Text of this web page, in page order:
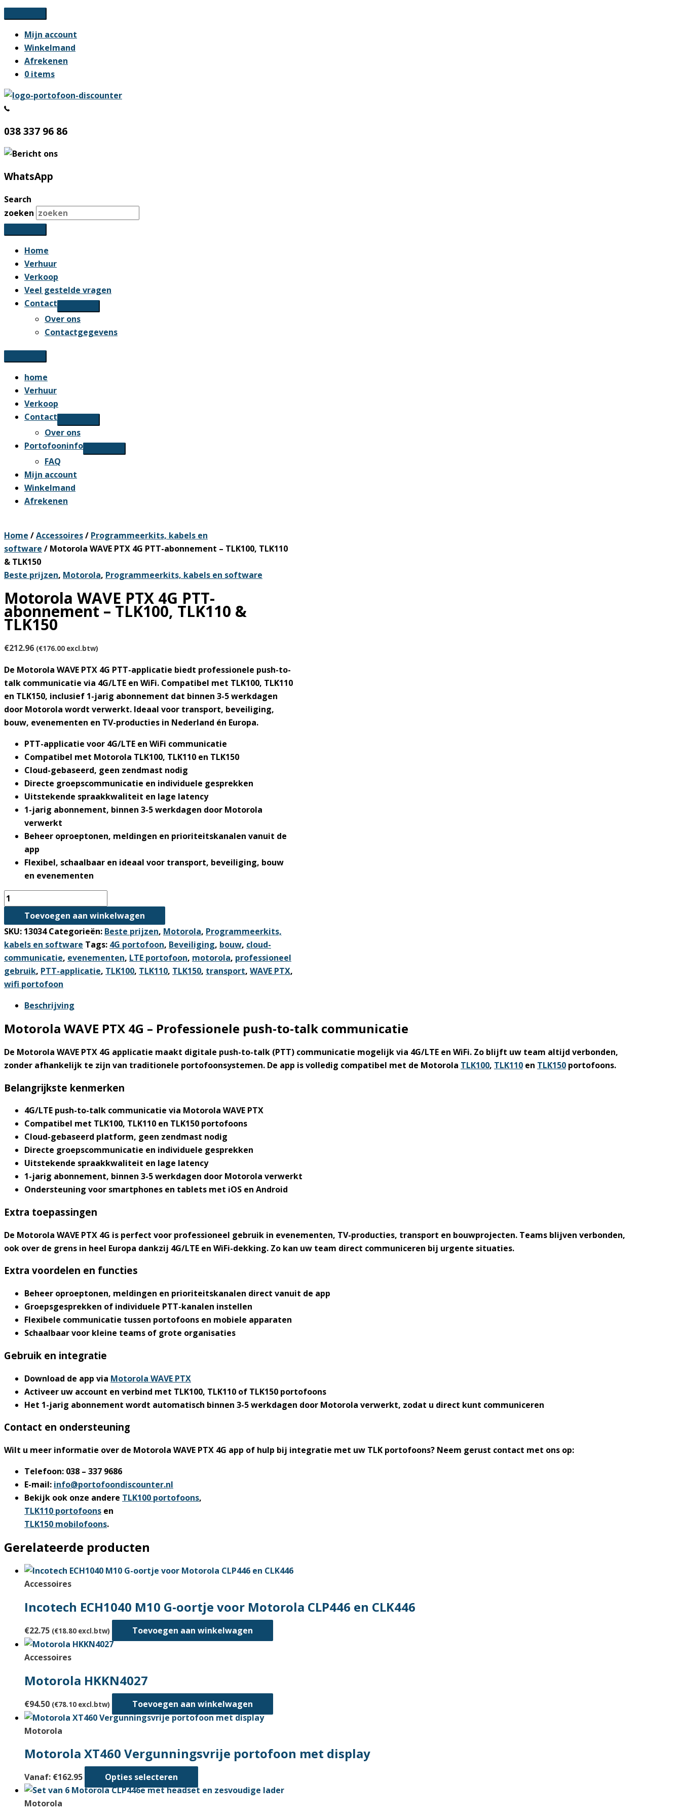
Ga
naar
inhoud
Mijn account
Winkelmand
Afrekenen
0 items
038 337 96 86
WhatsApp
Search
zoeken
Home
Verhuur
Verkoop
Veel gestelde vragen
Contact
Over ons
Contactgegevens
home
Verhuur
Verkoop
Contact
Over ons
Portofooninfo
FAQ
Mijn account
Winkelmand
Afrekenen
Home /Accessoires/ Programmeerkits, kabels en
software / Motorola WAVE PTX 4G PTT-abonnement – TLK100, TLK110
& TLK150
Beste prijzen, Motorola, Programmeerkits, kabels en software
Motorola WAVE PTX 4G PTT-
abonnement – TLK100, TLK110 &
TLK150
€212.96 (€176.00 excl.btw)
De Motorola WAVE PTX 4G PTT-applicatie biedt professionele push-to-
talk communicatie via 4G/LTE en WiFi. Compatibel met TLK100, TLK110
en TLK150, inclusief 1-jarig abonnement dat binnen 3-5 werkdagen
door Motorola wordt verwerkt. Ideaal voor transport, beveiliging,
bouw, evenementen en TV-producties in Nederland én Europa.
PTT-applicatie voor 4G/LTE en WiFi communicatie
Compatibel met Motorola TLK100, TLK110 en TLK150
Cloud-gebaseerd, geen zendmast nodig
Directe groepscommunicatie en individuele gesprekken
Uitstekende spraakkwaliteit en lage latency
1-jarig abonnement, binnen 3-5 werkdagen door Motorola
verwerkt
Beheer oproeptonen, meldingen en prioriteitskanalen vanuit de
app
Flexibel, schaalbaar en ideaal voor transport, beveiliging, bouw
en evenementen
Motorola
WAVE
PTX
4G
PTT-
abonnement
–
TLK100,
TLK110
TLK150
Toevoegen aan winkelwagen
SKU: 13034 Categorieën: Beste prijzen, Motorola, Programmeerkits,
kabels en software Tags: 4G portofoon, Beveiliging, bouw, cloud-
communicatie, evenementen, LTE portofoon, motorola, professioneel
gebruik, PTT-applicatie, TLK100, TLK110, TLK150, transport, WAVE PTX,
wifi portofoon
Beschrijving
Motorola WAVE PTX 4G – Professionele push-to-talk communicatie
De Motorola WAVE PTX 4G applicatie maakt digitale push-to-talk (PTT) communicatie mogelijk via 4G/LTE en WiFi. Zo blijft uw team altijd verbonden,
zonder afhankelijk te zijn van traditionele portofoonsystemen. De app is volledig compatibel met de Motorola TLK100, TLK110 en TLK150 portofoons.
Belangrijkste kenmerken
4G/LTE push-to-talk communicatie via Motorola WAVE PTX
Compatibel met TLK100, TLK110 en TLK150 portofoons
Cloud-gebaseerd platform, geen zendmast nodig
Directe groepscommunicatie en individuele gesprekken
Uitstekende spraakkwaliteit en lage latency
1-jarig abonnement, binnen 3-5 werkdagen door Motorola verwerkt
Ondersteuning voor smartphones en tablets met iOS en Android
Extra toepassingen
De Motorola WAVE PTX 4G is perfect voor professioneel gebruik in evenementen, TV-producties, transport en bouwprojecten. Teams blijven verbonden,
ook over de grens in heel Europa dankzij 4G/LTE en WiFi-dekking. Zo kan uw team direct communiceren bij urgente situaties.
Extra voordelen en functies
Beheer oproeptonen, meldingen en prioriteitskanalen direct vanuit de app
Groepsgesprekken of individuele PTT-kanalen instellen
Flexibele communicatie tussen portofoons en mobiele apparaten
Schaalbaar voor kleine teams of grote organisaties
Gebruik en integratie
Download de app via Motorola WAVE PTX
Activeer uw account en verbind met TLK100, TLK110 of TLK150 portofoons
Het 1-jarig abonnement wordt automatisch binnen 3-5 werkdagen door Motorola verwerkt, zodat u direct kunt communiceren
Contact en ondersteuning
Wilt u meer informatie over de Motorola WAVE PTX 4G app of hulp bij integratie met uw TLK portofoons? Neem gerust contact met ons op:
Telefoon: 038 – 337 9686
E-mail: info@portofoondiscounter.nl
Bekijk ook onze andere TLK100 portofoons,
TLK110 portofoons en
TLK150 mobilofoons.
Gerelateerde producten
Accessoires
Incotech ECH1040 M10 G-oortje voor Motorola CLP446 en CLK446
€22.75 (€18.80 excl.btw) Toevoegen aan winkelwagen
Accessoires
Motorola HKKN4027
€94.50 (€78.10 excl.btw) Toevoegen aan winkelwagen
Motorola
Motorola XT460 Vergunningsvrije portofoon met display
Vanaf: €162.95 Opties selecteren
product
Motorola